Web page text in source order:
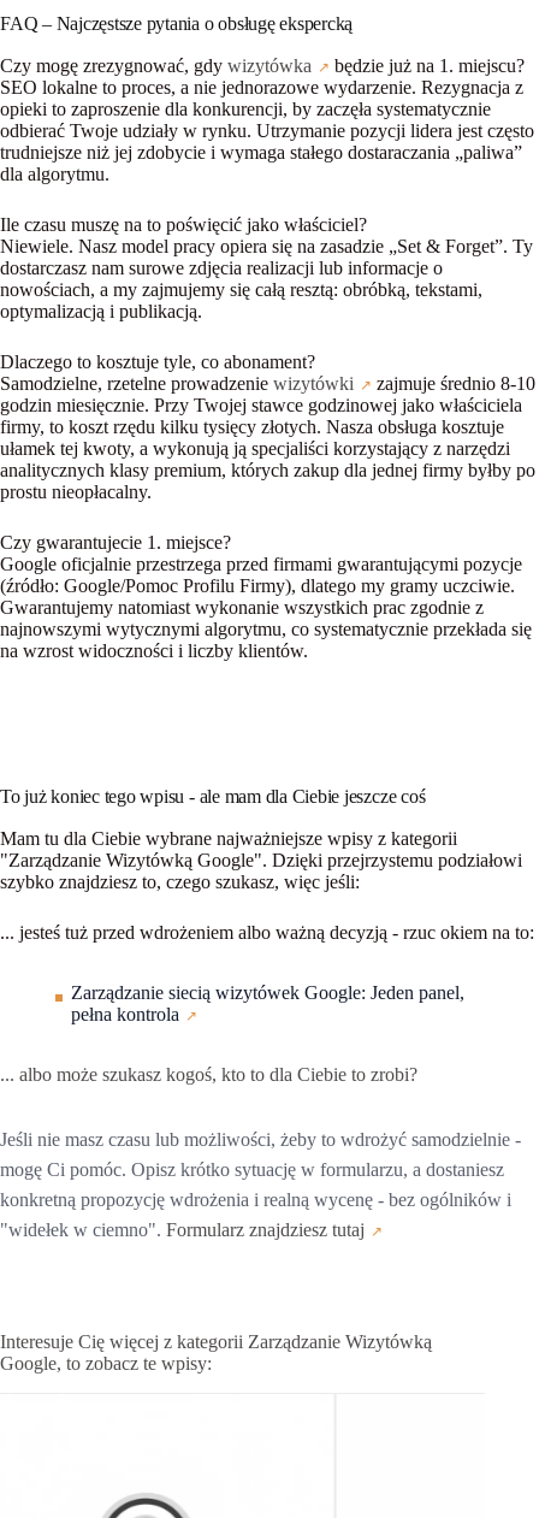
FAQ – Najczęstsze pytania o obsługę ekspercką
Czy mogę zrezygnować, gdy wizytówka
będzie już na 1. miejscu?
SEO lokalne to proces, a nie jednorazowe wydarzenie. Rezygnacja z
opieki to zaproszenie dla konkurencji, by zaczęła systematycznie
odbierać Twoje udziały w rynku. Utrzymanie pozycji lidera jest często
trudniejsze niż jej zdobycie i wymaga stałego dostaraczania „paliwa”
dla algorytmu.
Ile czasu muszę na to poświęcić jako właściciel?
Niewiele. Nasz model pracy opiera się na zasadzie „Set & Forget”. Ty
dostarczasz nam surowe zdjęcia realizacji lub informacje o
nowościach, a my zajmujemy się całą resztą: obróbką, tekstami,
optymalizacją i publikacją.
Dlaczego to kosztuje tyle, co abonament?
Samodzielne, rzetelne prowadzenie wizytówki
zajmuje średnio 8-10
godzin miesięcznie. Przy Twojej stawce godzinowej jako właściciela
firmy, to koszt rzędu kilku tysięcy złotych. Nasza obsługa kosztuje
ułamek tej kwoty, a wykonują ją specjaliści korzystający z narzędzi
analitycznych klasy premium, których zakup dla jednej firmy byłby po
prostu nieopłacalny.
Czy gwarantujecie 1. miejsce?
Google oficjalnie przestrzega przed firmami gwarantującymi pozycje
(źródło: Google/Pomoc Profilu Firmy), dlatego my gramy uczciwie.
Gwarantujemy natomiast wykonanie wszystkich prac zgodnie z
najnowszymi wytycznymi algorytmu, co systematycznie przekłada się
na wzrost widoczności i liczby klientów.
To już koniec tego wpisu - ale mam dla Ciebie jeszcze coś
Mam tu dla Ciebie wybrane najważniejsze wpisy z kategorii
"Zarządzanie Wizytówką Google". Dzięki przejrzystemu podziałowi
szybko znajdziesz to, czego szukasz, więc jeśli:
... jesteś tuż przed wdrożeniem albo ważną decyzją - rzuc okiem na to:
Zarządzanie siecią wizytówek Google: Jeden panel,
pełna kontrola
... albo może szukasz kogoś, kto to dla Ciebie to zrobi?
Jeśli nie masz czasu lub możliwości, żeby to wdrożyć samodzielnie -
mogę Ci pomóc. Opisz krótko sytuację w formularzu, a dostaniesz
konkretną propozycję wdrożenia i realną wycenę - bez ogólników i
"widełek w ciemno". Formularz znajdziesz tutaj
Interesuje Cię więcej z kategorii Zarządzanie Wizytówką
Google, to zobacz te wpisy: